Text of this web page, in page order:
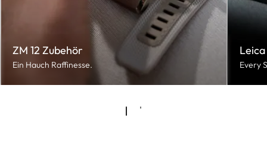
ZM 12 Zubehör
Ein Hauch Raffinesse.
Leica
Every